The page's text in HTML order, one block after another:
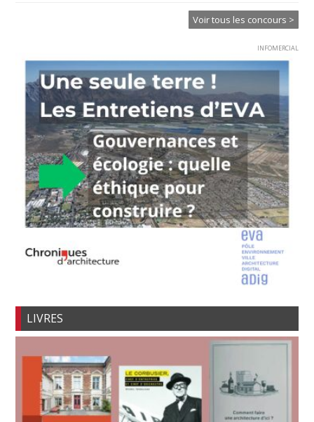
Voir tous les concours >
INFOMERCIAL
LIVRES